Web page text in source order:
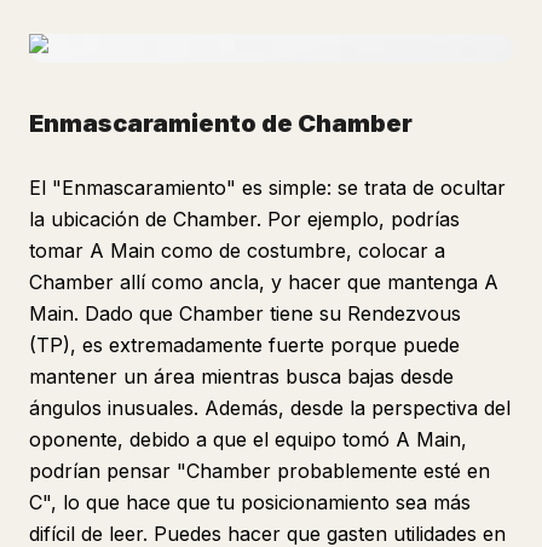
Enmascaramiento de Chamber
El "Enmascaramiento" es simple: se trata de ocultar
la ubicación de Chamber. Por ejemplo, podrías
tomar A Main como de costumbre, colocar a
Chamber allí como ancla, y hacer que mantenga A
Main. Dado que Chamber tiene su Rendezvous
(TP), es extremadamente fuerte porque puede
mantener un área mientras busca bajas desde
ángulos inusuales. Además, desde la perspectiva del
oponente, debido a que el equipo tomó A Main,
podrían pensar "Chamber probablemente esté en
C", lo que hace que tu posicionamiento sea más
difícil de leer. Puedes hacer que gasten utilidades en